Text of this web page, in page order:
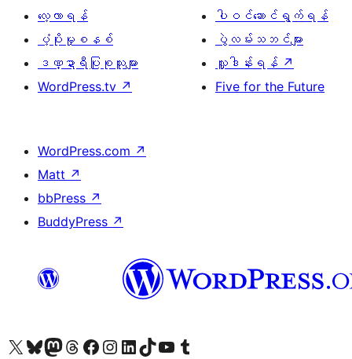
လေ့လာရန်
ပံ့ပိုးမှုစနစ်
ဒဏ္ဍာရီပြုစုသူများ
WordPress.tv ↗
ပါဝင်ဆောင်ရွက်ရန်
ပွဲလမ်းသဘင်များ
လှူဒါန်းရန် ↗
Five for the Future
WordPress.com ↗
Matt ↗
bbPress ↗
BuddyPress ↗
ကျွန်ုပ်တို့၏ X (ယခင် Twitter) အကောင့်သို့ သွားရောက်ကြည့်ရှုပါကျွန်ုပ်တို့၏ Bluesky အကောင့်သို့ ဝင်ရောက်ကြည့်ရှုရန်
ကျွန်ုပ်တို့၏ Mastodon အကောင့်သို့ သွားရောက်ကြည့်ရှုပါကျွန်ုပ်တို့၏ Threads အကောင့်သို့ ဝင်ရောက်ကြည့်ရှုရန်
ကျွန်ုပ်တို့၏ Facebook စာမျက်နှာသို့ သွားရောက်ကြည့်ရှုပါကျွန်ုပ်တို့၏ Instagram အကောင့်သို့ သွားရောက်ကြည့်ရှုပါ ကျွန်ုပ်တို့၏ LinkedIn အကောင့်သို့ သွားရောက်ကြည့်ရှုပါကျွန်ုပ်တို့၏ TikTok အကောင့်သို့ ဝင်ရောက်ကြည့်ရှုရန်
ကျွန်ုပ်တို့၏ YouTube ချန်နယ်သို့ သွားရောက်ကြည့်ရှုပါ ကျွန်ုပ်တို့၏ Tumblr အကောင့်သို့ ဝင်ရောက်ကြည့်ရှုရန်